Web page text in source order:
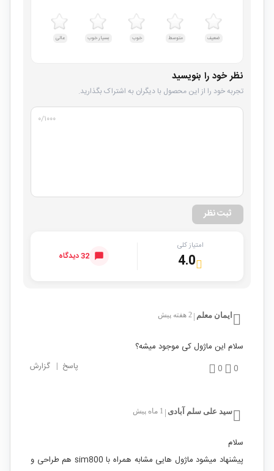
ضعیف متوسط خوب بسیار خوب عالی
نظر خود را بنویسید
تجربه خود را از این محصول با دیگران به اشتراک بگذارید.
۰/۱۰۰۰
ثبت نظر
امتیاز کلی
4.0 32 دیدگاه
ایمان معلم | 2 هفته پیش
سلام این ماژول کی موجود میشه؟
0
0 پاسخ | گزارش
سید علی سلم آبادی | 1 ماه پیش
سلام
پیشنهاد میشود ماژول هایی مشابه همراه با sim800 هم طراحی و